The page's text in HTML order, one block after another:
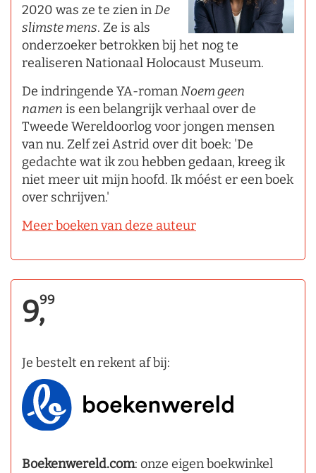
2020 was ze te zien inDe
slimste mens. Ze is als
onderzoeker betrokken bij het nog te
realiseren Nationaal Holocaust Museum.
De indringende YA-romanNoem geen
namen is een belangrijk verhaal over de
Tweede Wereldoorlog voor jongen mensen
van nu. Zelf zei Astrid over dit boek: 'De
gedachte wat ik zou hebben gedaan, kreeg ik
niet meer uit mijn hoofd. Ik móést er een boek
over schrijven.'
Meer boeken van deze auteur
9,99
Je bestelt en rekent af bij:
Boekenwereld.com: onze eigen boekwinkel